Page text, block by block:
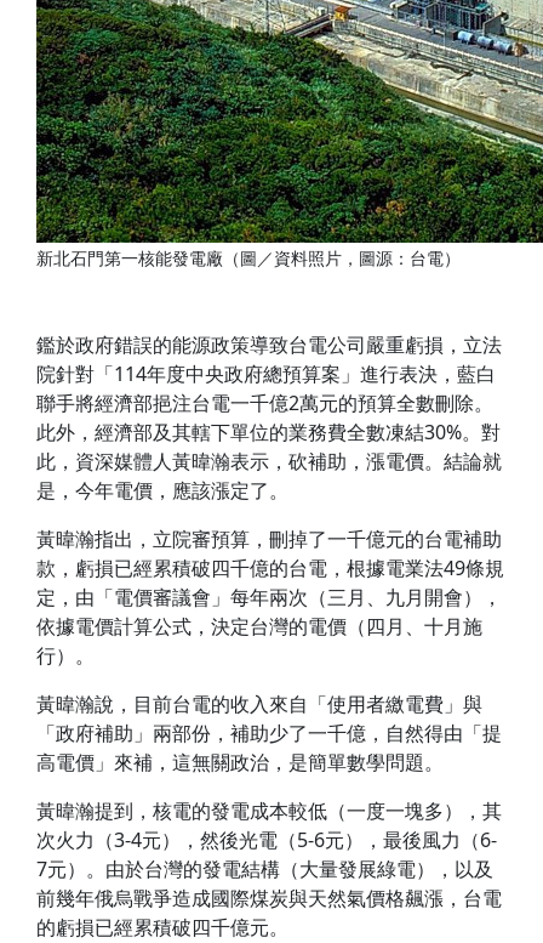
新北石門第一核能發電廠（圖／資料照片，圖源：台電）
鑑於政府錯誤的能源政策導致台電公司嚴重虧損，立法
院針對「114年度中央政府總預算案」進行表決，藍白
聯手將經濟部挹注台電一千億2萬元的預算全數刪除。
此外，經濟部及其轄下單位的業務費全數凍結30%。對
此，資深媒體人黃暐瀚表示，砍補助，漲電價。結論就
是，今年電價，應該漲定了。
黃暐瀚指出，立院審預算，刪掉了一千億元的台電補助
款，虧損已經累積破四千億的台電，根據電業法49條規
定，由「電價審議會」每年兩次（三月、九月開會），
依據電價計算公式，決定台灣的電價（四月、十月施
行）。
黃暐瀚說，目前台電的收入來自「使用者繳電費」與
「政府補助」兩部份，補助少了一千億，自然得由「提
高電價」來補，這無關政治，是簡單數學問題。
黃暐瀚提到，核電的發電成本較低（一度一塊多），其
次火力（3-4元），然後光電（5-6元），最後風力（6-
7元）。由於台灣的發電結構（大量發展綠電），以及
前幾年俄烏戰爭造成國際煤炭與天然氣價格飆漲，台電
的虧損已經累積破四千億元。